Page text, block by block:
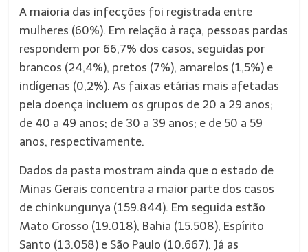
A maioria das infecções foi registrada entre
mulheres (60%). Em relação à raça, pessoas pardas
respondem por 66,7% dos casos, seguidas por
brancos (24,4%), pretos (7%), amarelos (1,5%) e
indígenas (0,2%). As faixas etárias mais afetadas
pela doença incluem os grupos de 20 a 29 anos;
de 40 a 49 anos; de 30 a 39 anos; e de 50 a 59
anos, respectivamente.
Dados da pasta mostram ainda que o estado de
Minas Gerais concentra a maior parte dos casos
de chinkungunya (159.844). Em seguida estão
Mato Grosso (19.018), Bahia (15.508), Espírito
Santo (13.058) e São Paulo (10.667). Já as